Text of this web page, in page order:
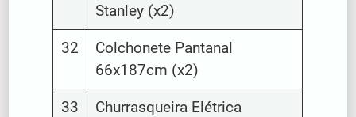
Stanley (x2)
32
Colchonete Pantanal
66x187cm (x2)
33 Churrasqueira Elétrica